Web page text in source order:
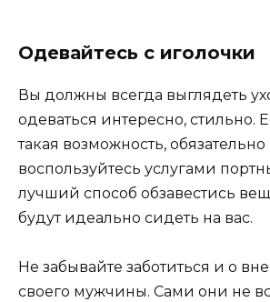
Одевайтесь с иголочки
Вы должны всегда выглядеть
одеваться интересно, стильно.
такая возможность, обязательно
воспользуйтесь услугами
лучший способ обзавестись
будут идеально сидеть на вас.
Не забывайте заботиться и о
своего мужчины. Сами они не